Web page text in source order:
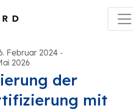
Februar 2024 -
2026
der
mit